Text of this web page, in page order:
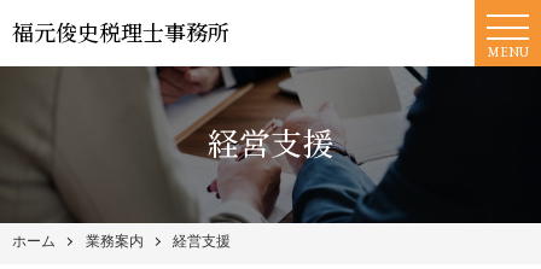
福元俊史税理士事務所
MENU
経営支援
ホーム 業務案内 経営支援